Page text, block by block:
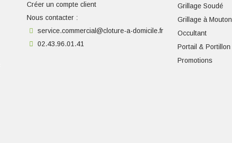
Créer un compte client
Nous contacter :
service.commercial@cloture-a-domicile.fr
02.43.96.01.41
Grillage Soudé
Grillage à Mouton
Occultant
Portail & Portillon
Promotions